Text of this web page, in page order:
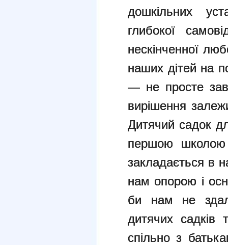
дошкільних
глибокої
нескінченної
наших дітей на
— не просте
вирішення
Дитячий садок
першою
закладається в
нам опорою і
би нам не
дитячих садків
спільно з